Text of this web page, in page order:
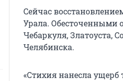
Сейчас
Урала. Обесточенными
Чебаркуля, Златоуста,
Челябинска.
«Стихия нанесла ущерб